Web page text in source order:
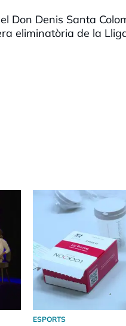
Don Denis Santa
eliminatòria de la
ESPORTS